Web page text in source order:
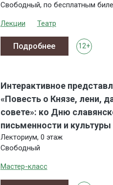
Свободный, по бесплатным
Лекции Театр
12+
Подробнее
Интерактивное
«Повесть о Князе, лени,
совете»: ко Дню
письменности и культуры
Лекториум, 0 этаж
Свободный
Мастер-класс